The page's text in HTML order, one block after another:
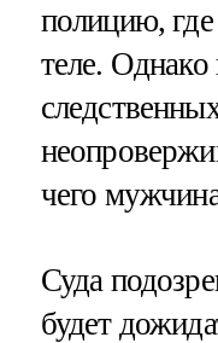
полицию,
теле. Однако
чего
Суда
будет